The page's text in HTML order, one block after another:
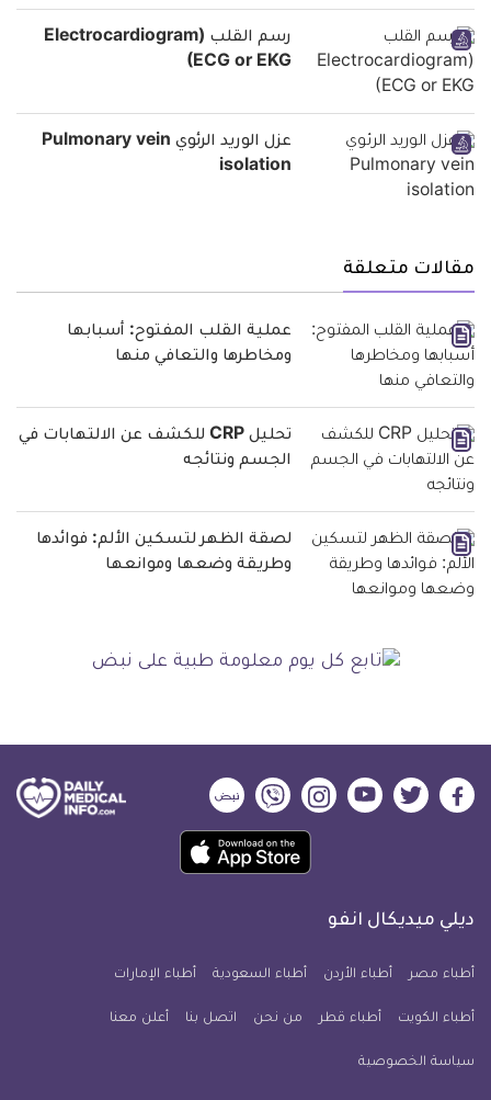
رسم القلب (Electrocardiogram
(ECG or EKG
عزل الوريد الرئوي Pulmonary vein
isolation
مقالات متعلقة
عملية القلب المفتوح: أسبابها
ومخاطرها والتعافي منها
تحليل CRP للكشف عن الالتهابات في
الجسم ونتائجه
لصقة الظهر لتسكين الألم: فوائدها
وطريقة وضعها وموانعها
ديلي
فيسبوك
ديلي
تويتر
ديلي
ميديكال
يوتيوب
ديلي
ميديكال
انفو
ديلي
ميديكال
انفو
ديلي
ميديكال
انفو
حمل
تطبيق
معلومة
للآيفون
ديلي ميديكال انفو
أطباء مصر أطباء الأردن أطباء السعودية أطباء الإمارات
أطباء الكويت أطباء قطر من نحن اتصل بنا أعلن معنا
سياسة الخصوصية